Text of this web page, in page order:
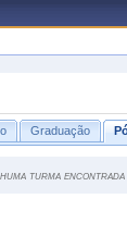
Graduação
turma encontrada